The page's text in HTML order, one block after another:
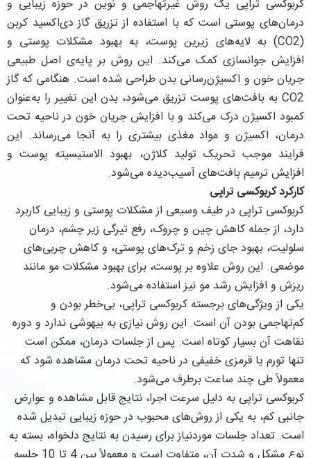
کربوکسی تراپی یک روش غیرتهاجمی و نوین در حوزه زیبایی و
درمان‌های پوستی است که با استفاده از تزریق گاز دی‌اکسید کربن
(CO2) به لایه‌های زیرین پوست، به بهبود مشکلات پوستی و
افزایش جوانسازی کمک می‌کند. این روش بر پایه‌ی اصل طبیعی
جریان خون و اکسیژن‌رسانی بدن طراحی شده است. هنگامی که گاز
CO2 به بافت‌های پوست تزریق می‌شود، بدن این تغییر را به‌عنوان
کمبود اکسیژن درک می‌کند و با افزایش جریان خون در ناحیه تحت
درمان، اکسیژن و مواد مغذی بیشتری را به آنجا می‌رساند. این
فرایند موجب تحریک تولید کلاژن، بهبود الاستیسیته پوست و
افزایش ترمیم بافت‌های آسیب‌دیده می‌شود.
کارکرد کربوکسی تراپی
کربوکسی تراپی در طیف وسیعی از مشکلات پوستی و زیبایی کاربرد
دارد، از جمله کاهش چین و چروک، رفع تیرگی زیر چشم، درمان
سلولیت، بهبود جای زخم و ترک‌های پوستی، و کاهش چربی‌های
موضعی. این روش علاوه بر پوست، برای بهبود مشکلات مو مانند
ریزش و افزایش رشد مو نیز استفاده می‌شود.
یکی از ویژگی‌های برجسته کربوکسی تراپی، بی‌خطر بودن و
کم‌تهاجمی بودن آن است. این روش نیازی به بیهوشی ندارد و دوره
نقاهت آن بسیار کوتاه است. پس از جلسات درمان، ممکن است
تنها تورم یا قرمزی خفیفی در ناحیه تحت درمان مشاهده شود که
معمولاً طی چند ساعت برطرف می‌شود.
کربوکسی تراپی به دلیل سرعت اجرا، نتایج قابل مشاهده و عوارض
جانبی کم، به یکی از روش‌های محبوب در حوزه زیبایی تبدیل شده
است. تعداد جلسات موردنیاز برای رسیدن به نتایج دلخواه، بسته به